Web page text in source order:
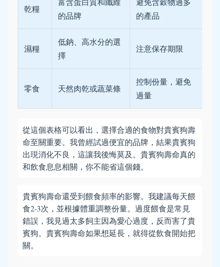
乾糧
的品牌
的產品
濕糧
低鈉、高水分的選
擇
注意保存期限
零食 天然肉乾或蔬菜條
控制份量，避免
過量
從這個表格可以看出，選擇合適的食物對貴賓狗壽
命至關重要。我曾經試過便宜的品牌，結果貴賓狗
出現消化不良，這讓我後悔莫及。貴賓狗壽命真的
和飲食息息相關，你不能省這個錢。
貴賓狗壽命還受到餵食頻率的影響。我建議每天餵
食2-3次，並根據體重調整份量。過度餵食是常見
錯誤，我見過太多飼主因為愛心過度，反而害了貴
賓狗。貴賓狗壽命如果想延長，就得從飲食開始把
關。